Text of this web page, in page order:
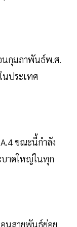
นกุมภาพันธ์พ.ศ.
นประเทศ
ขณะนี้กำลัง
าดใหญ่ในทุก
นสายพันธุ์ย่อย